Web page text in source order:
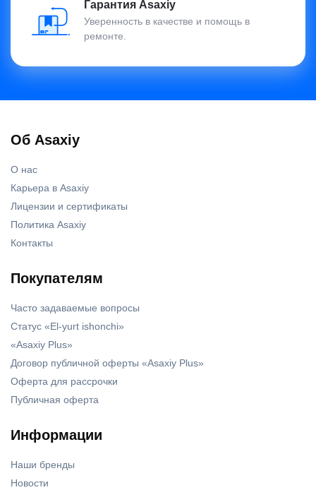
Гарантия Asaxiy
Уверенность в качестве и помощь в
ремонте.
Об Asaxiy
О нас
Карьера в Asaxiy
Лицензии и сертификаты
Политика Asaxiy
Контакты
Покупателям
Часто задаваемые вопросы
Статус «El-yurt ishonchi»
«Asaxiy Plus»
Договор публичной оферты «Asaxiy Plus»
Оферта для рассрочки
Публичная оферта
Информации
Наши бренды
Новости